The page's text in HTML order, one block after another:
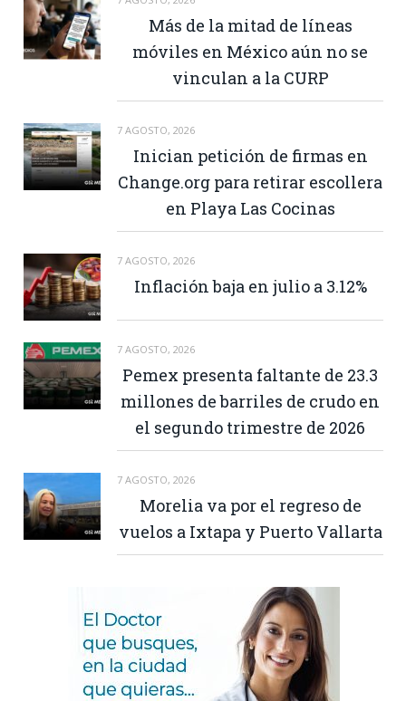
Más de la mitad de líneas
móviles en México aún no se
vinculan a la CURP
7 AGOSTO, 2026
Inician petición de firmas en
Change.org para retirar escollera
en Playa Las Cocinas
7 AGOSTO, 2026
Inflación baja en julio a 3.12%
7 AGOSTO, 2026
Pemex presenta faltante de 23.3
millones de barriles de crudo en
el segundo trimestre de 2026
7 AGOSTO, 2026
Morelia va por el regreso de
vuelos a Ixtapa y Puerto Vallarta